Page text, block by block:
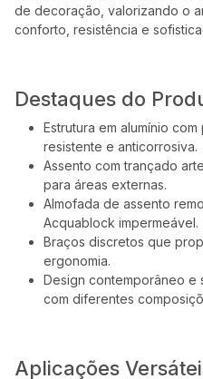
de decoração, valorizando o
conforto, resistência e
Destaques do
Estrutura em alumínio
resistente e anticorrosiva.
Assento com trançado
para áreas externas.
Almofada de assento
Acquablock impermeável.
Braços discretos que
ergonomia.
Design contemporâneo e
com diferentes
Aplicações